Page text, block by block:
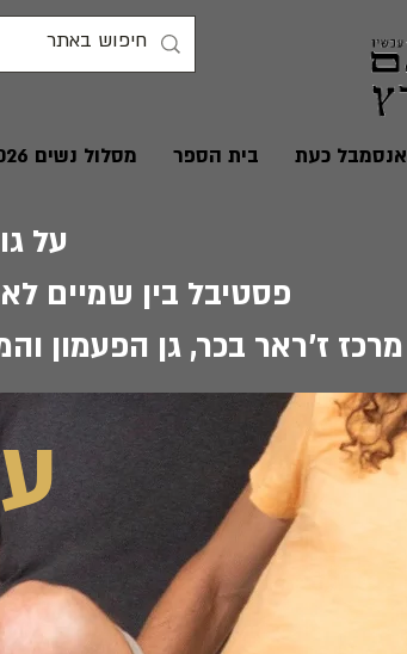
אנסמבל כעת בית הספר מסלול נשים 2026
על
פסטיבל בין שמיים לארץ | 15-18.7 |
מרכז ז'ראר בכר, גן הפעמון